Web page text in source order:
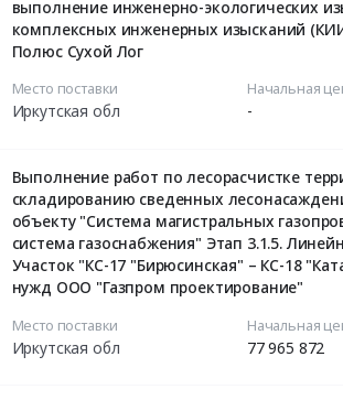
выполнение инженерно-экологических
комплексных инженерных изысканий
Полюс Сухой Лог
Место поставки
Иркутская обл
Начальная
-
Выполнение работ по лесорасчистке
складированию сведенных
объекту "Система магистральных
система газоснабжения" Этап 3.1.5.
Участок "КС-17 "Бирюсинская" – КС-18
нужд ООО "Газпром проектирование"
Место поставки
Иркутская обл
Начальная
77 965 872